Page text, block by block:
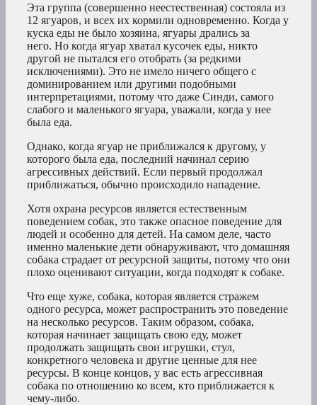
Эта группа (совершенно неестественная) состояла из
12 ягуаров, и всех их кормили одновременно. Когда у
куска еды не было хозяина, ягуары дрались за
него. Но когда ягуар хватал кусочек еды, никто
другой не пытался его отобрать (за редкими
исключениями). Это не имело ничего общего с
доминированием или другими подобными
интерпретациями, потому что даже Синди, самого
слабого и маленького ягуара, уважали, когда у нее
была еда.
Однако, когда ягуар не приближался к другому, у
которого была еда, последний начинал серию
агрессивных действий. Если первый продолжал
приближаться, обычно происходило нападение.
Хотя охрана ресурсов является естественным
поведением собак, это также опасное поведение для
людей и особенно для детей. На самом деле, часто
именно маленькие дети обнаруживают, что домашняя
собака страдает от ресурсной защиты, потому что они
плохо оценивают ситуации, когда подходят к собаке.
Что еще хуже, собака, которая является стражем
одного ресурса, может распространить это поведение
на несколько ресурсов. Таким образом, собака,
которая начинает защищать свою еду, может
продолжать защищать свои игрушки, стул,
конкретного человека и другие ценные для нее
ресурсы. В конце концов, у вас есть агрессивная
собака по отношению ко всем, кто приближается к
чему-либо.